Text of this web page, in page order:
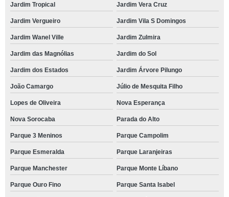
Jardim Tropical Jardim Vera Cruz
Jardim Vergueiro Jardim Vila S Domingos
Jardim Wanel Ville Jardim Zulmira
Jardim das Magnólias Jardim do Sol
Jardim dos Estados Jardim Árvore Pilungo
João Camargo Júlio de Mesquita Filho
Lopes de Oliveira Nova Esperança
Nova Sorocaba Parada do Alto
Parque 3 Meninos Parque Campolim
Parque Esmeralda Parque Laranjeiras
Parque Manchester Parque Monte Líbano
Parque Ouro Fino Parque Santa Isabel